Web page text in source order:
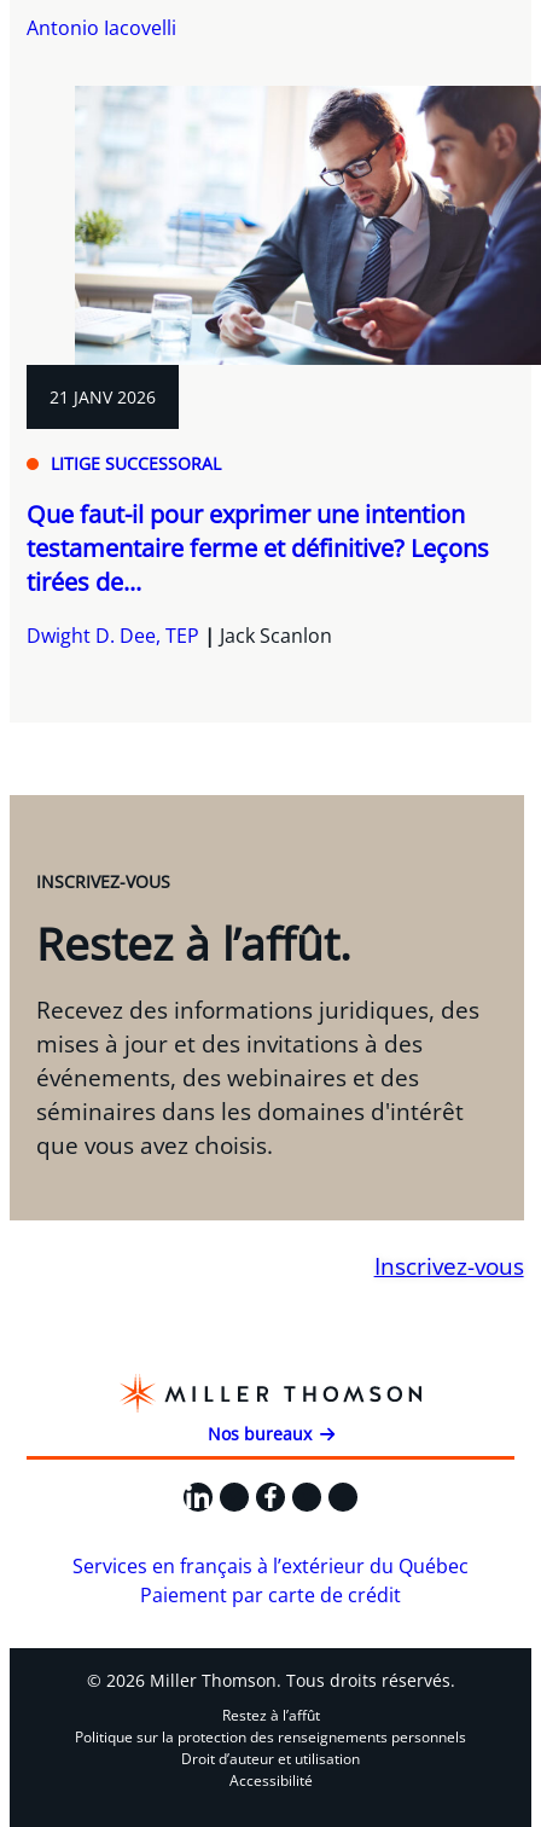
Antonio Iacovelli
21 JANV 2026
LITIGE SUCCESSORAL
Que faut-il pour exprimer une intention
testamentaire ferme et définitive? Leçons
tirées de...
Dwight D. Dee, TEP Jack Scanlon
INSCRIVEZ-VOUS
Restez à l’affût.
Recevez des informations juridiques, des
mises à jour et des invitations à des
événements, des webinaires et des
séminaires dans les domaines d'intérêt
que vous avez choisis.
Inscrivez-vous
Nos bureaux
LinkedIn
X Facebook
Instagram
YouTube
Services en français à l’extérieur du Québec
Paiement par carte de crédit
© 2026 Miller Thomson. Tous droits réservés.
Restez à l’affût
Politique sur la protection des renseignements personnels
Droit d’auteur et utilisation
Accessibilité